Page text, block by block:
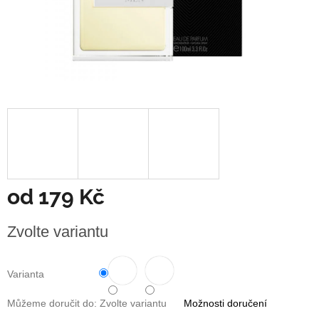
od 179 Kč
cena:
Zvolte variantu
Varianta
Můžeme doručit do: Zvolte variantu Možnosti doručení